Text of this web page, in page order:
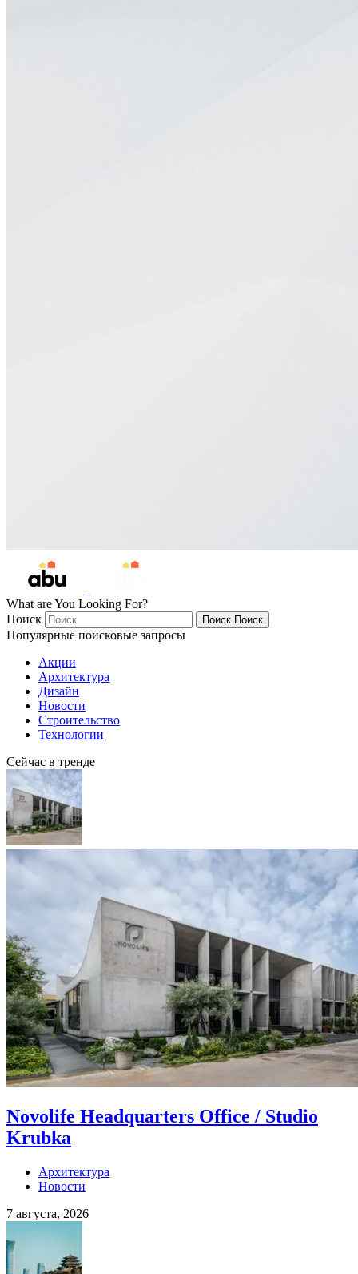
What are You Looking For?
Поиск
Поиск Поиск
Популярные поисковые запросы
Акции
Архитектура
Дизайн
Новости
Строительство
Технологии
Сейчас в тренде
Novolife Headquarters Office / Studio
Krubka
Архитектура
Новости
7 августа, 2026